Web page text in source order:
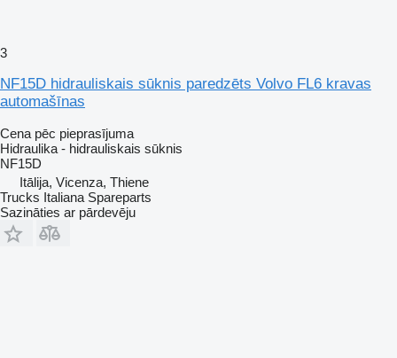
3
NF15D hidrauliskais sūknis paredzēts Volvo FL6 kravas
automašīnas
Cena pēc pieprasījuma
Hidraulika - hidrauliskais sūknis
NF15D
Itālija, Vicenza, Thiene
Trucks Italiana Spareparts
Sazināties ar pārdevēju